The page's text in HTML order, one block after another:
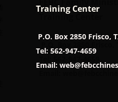
Training Center
P.O. Box 2850 Frisco,
Tel: 562-947-4659
Email: